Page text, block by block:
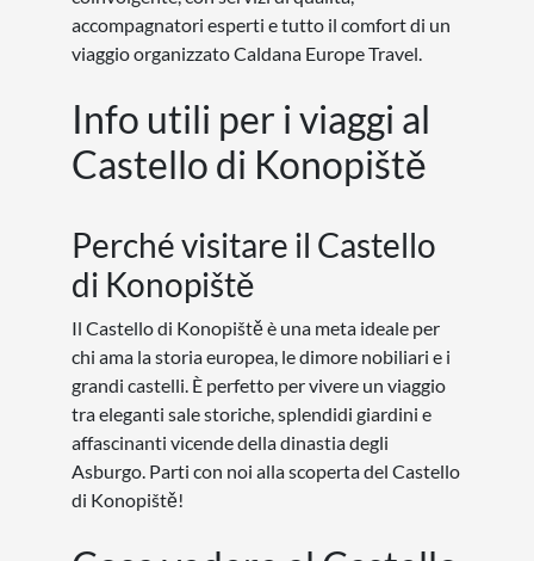
accompagnatori esperti e tutto il comfort di un
viaggio organizzato Caldana Europe Travel.
Info utili per i viaggi al
Castello di Konopiště
Perché visitare il Castello
di Konopiště
Il Castello di Konopiště è una meta ideale per
chi ama la storia europea, le dimore nobiliari e i
grandi castelli. È perfetto per vivere un viaggio
tra eleganti sale storiche, splendidi giardini e
affascinanti vicende della dinastia degli
Asburgo. Parti con noi alla scoperta del Castello
di Konopiště!